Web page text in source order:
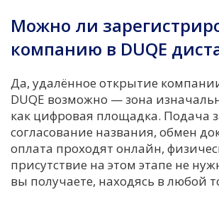
Можно ли
компанию в DUQE
Да, удалённое открытие
DUQE возможно — зона
как цифровая площадка. Подача
согласование названия, обмен
оплата проходят онлайн,
присутствие на этом этапе не
вы получаете, находясь в любой